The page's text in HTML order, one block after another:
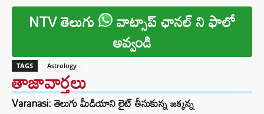
NTV తెలుగు వాట్సాప్ ఛానల్ ని ఫాలో
అవ్వండి
TAGS Astrology
తాజావార్తలు
Varanasi: తెలుగు మీడియాని లైట్ తీసుకున్న జక్కన్న